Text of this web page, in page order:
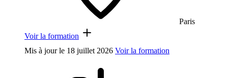
Paris
Voir la formation
Mis à jour le 18 juillet 2026 Voir la formation